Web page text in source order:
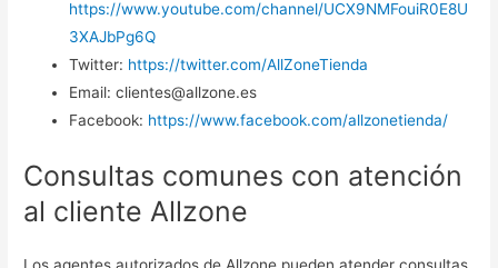
https://www.youtube.com/channel/UCX9NMFouiR0E8U
3XAJbPg6Q
Twitter: https://twitter.com/AllZoneTienda
Email: clientes@allzone.es
Facebook: https://www.facebook.com/allzonetienda/
Consultas comunes con atención
al cliente Allzone